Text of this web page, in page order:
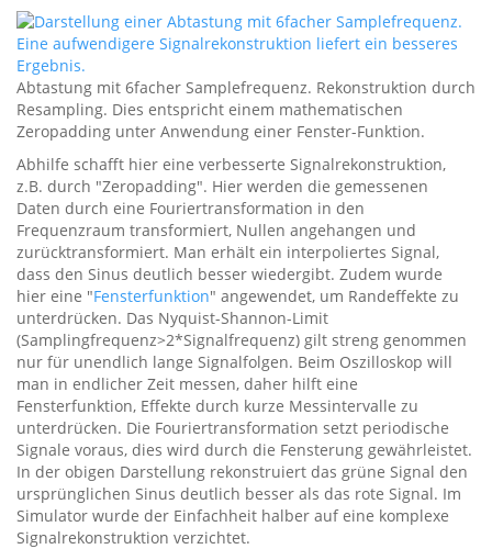
Abtastung mit 6facher Samplefrequenz. Rekonstruktion durch
Resampling. Dies entspricht einem mathematischen
Zeropadding unter Anwendung einer Fenster-Funktion.
Abhilfe schafft hier eine verbesserte Signalrekonstruktion,
z.B. durch "Zeropadding". Hier werden die gemessenen
Daten durch eine Fouriertransformation in den
Frequenzraum transformiert, Nullen angehangen und
zurücktransformiert. Man erhält ein interpoliertes Signal,
dass den Sinus deutlich besser wiedergibt. Zudem wurde
hier eine "Fensterfunktion" angewendet, um Randeffekte zu
unterdrücken. Das Nyquist-Shannon-Limit
(Samplingfrequenz>2*Signalfrequenz) gilt streng genommen
nur für unendlich lange Signalfolgen. Beim Oszilloskop will
man in endlicher Zeit messen, daher hilft eine
Fensterfunktion, Effekte durch kurze Messintervalle zu
unterdrücken. Die Fouriertransformation setzt periodische
Signale voraus, dies wird durch die Fensterung gewährleistet.
In der obigen Darstellung rekonstruiert das grüne Signal den
ursprünglichen Sinus deutlich besser als das rote Signal. Im
Simulator wurde der Einfachheit halber auf eine komplexe
Signalrekonstruktion verzichtet.